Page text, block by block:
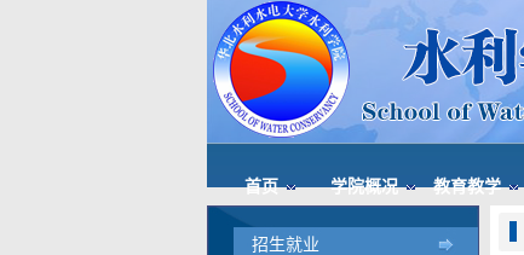
首页 学院概况 教育教学
招生就业